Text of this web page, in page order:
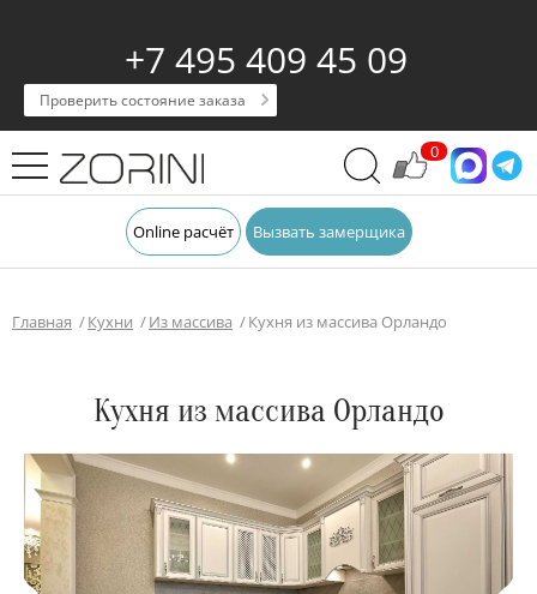
+7 495 409 45 09
Проверить состояние заказа
0
Online расчёт Вызвать замерщика
Главная Кухни Из массива Кухня из массива Орландо
Кухня из массива Орландо